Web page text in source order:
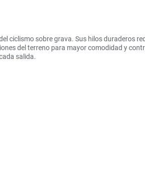
ciclismo sobre grava. Sus hilos duraderos
del terreno para mayor comodidad y
salida.